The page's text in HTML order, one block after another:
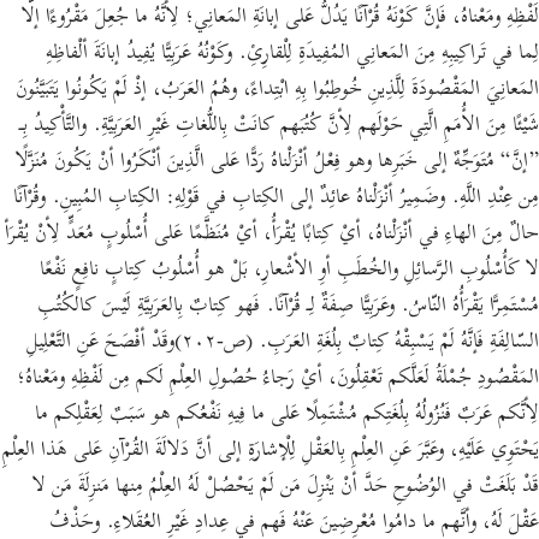
لَفْظِهِ ومَعْناهُ، فَإنَّ كَوْنَهُ قُرْآنًا يَدُلُّ عَلى إبانَةِ المَعانِي؛ لِأنَّهُ ما جُعِلَ مَقْرُوءًا إلّا
لِما في تَراكِيبِهِ مِنَ المَعانِي المُفِيدَةِ لِلْقارِئِ. وكَوْنُهُ عَرَبِيًّا يُفِيدُ إبانَةَ ألْفاظِهِ
المَعانِيَ المَقْصُودَةَ لِلَّذِينِ خُوطِبُوا بِهِ ابْتِداءً، وهُمُ العَرَبُ، إذْ لَمْ يَكُونُوا يَتَبَيَّنُونَ
شَيْئًا مِنَ الأُمَمِ الَّتِي حَوْلَهم لِأنَّ كُتُبَهم كانَتْ بِاللُّغاتِ غَيْرِ العَرَبِيَّةِ. والتَّأْكِيدُ بِـ
”إنَّ“ مُتَوَجِّهٌ إلى خَبَرِها وهو فِعْلُ أنْزَلْناهُ رَدًّا عَلى الَّذِينَ أنْكَرُوا أنْ يَكُونَ مُنَزَّلًا
مِن عِنْدِ اللَّهِ. وضَمِيرُ أنْزَلْناهُ عائِدٌ إلى الكِتابِ في قَوْلِهِ: الكِتابِ المُبِينِ. وقُرْآنًا
حالٌ مِنَ الهاءِ في أنْزَلْناهُ، أيْ كِتابًا يُقْرَأُ، أيْ مُنَظَّمًا عَلى أُسْلُوبٍ مُعَدٍّ لِأنْ يُقْرَأ
لا كَأُسْلُوبِ الرَّسائِلِ والخُطَبِ أوِ الأشْعارِ، بَلْ هو أُسْلُوبُ كِتابٍ نافِعٍ نَفْعًا
مُسْتَمِرًّا يَقْرَأُهُ النّاسُ. وعَرَبِيًّا صِفَةٌ لِـ قُرْآنًا. فَهو كِتابٌ بِالعَرَبِيَّةِ لَيْسَ كالكُتُبِ
السّالِفَةِ فَإنَّهُ لَمْ يَسْبِقْهُ كِتابٌ بِلُغَةِ العَرَبِ. (ص-٢٠٢)وقَدْ أفْصَحَ عَنِ التَّعْلِيلِ
المَقْصُودِ جُمْلَةُ لَعَلَّكم تَعْقِلُونَ، أيْ رَجاءُ حُصُولِ العِلْمِ لَكم مِن لَفْظِهِ ومَعْناهُ؛
لِأنَّكم عَرَبٌ فَنُزُولُهُ بِلُغَتِكم مُشْتَمِلًا عَلى ما فِيهِ نَفْعُكم هو سَبَبٌ لِعَقْلِكم ما
يَحْتَوِي عَلَيْهِ، وعَبَّرَ عَنِ العِلْمِ بِالعَقْلِ لِلْإشارَةِ إلى أنَّ دَلالَةَ القُرْآنِ عَلى هَذا العِلْمِ
قَدْ بَلَغَتْ في الوُضُوحِ حَدَّ أنْ يَنْزِلَ مَن لَمْ يَحْصُلْ لَهُ العِلْمُ مِنها مَنزِلَةَ مَن لا
عَقْلَ لَهُ، وأنَّهم ما دامُوا مُعْرِضِينَ عَنْهُ فَهم في عِدادِ غَيْرِ العُقَلاءِ. وحَذْفُ